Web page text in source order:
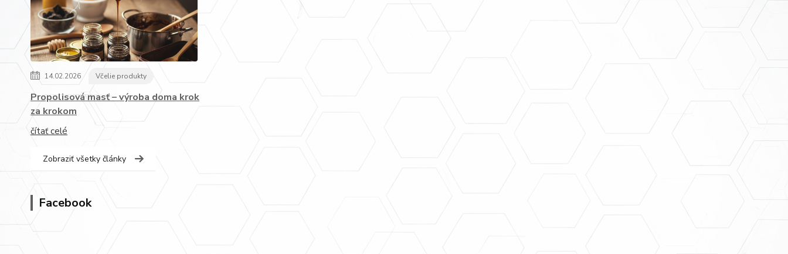
14.02.2026 Včelie produkty
Propolisová masť – výroba doma krok
za krokom
čítať celé
Zobraziť všetky články
Facebook